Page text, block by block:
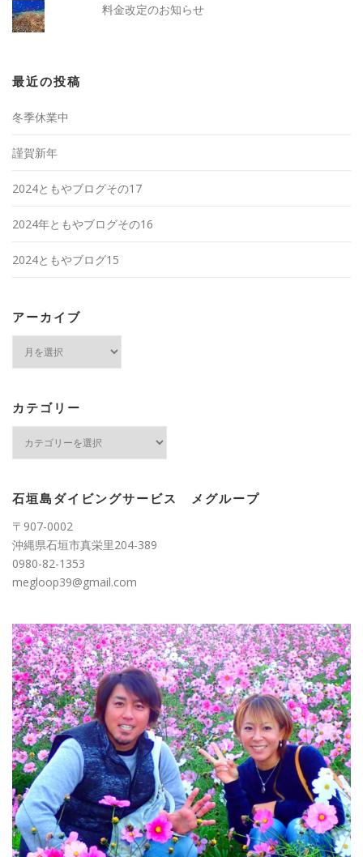
料金改定のお知らせ
最近の投稿
冬季休業中
謹賀新年
2024ともやブログその17
2024年ともやブログその16
2024ともやブログ15
アーカイブ
ブ
カテゴリー
ー
石垣島ダイビングサービス メグループ
〒907-0002
沖縄県石垣市真栄里204-389
0980-82-1353
megloop39@gmail.com